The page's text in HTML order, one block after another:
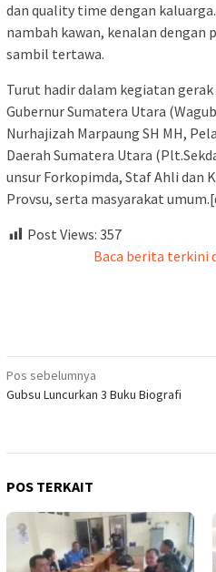
dan quality time dengan
nambah kawan, kenalan dengan
sambil tertawa.
Turut hadir dalam kegiatan
Gubernur Sumatera Utara
Nurhajizah Marpaung SH MH,
Daerah Sumatera Utara
unsur Forkopimda, Staf Ahli dan
Provsu, serta masyarakat
Post Views: 357
Baca berita terkini
Navigasi
pos
Pos sebelumnya
Gubsu Luncurkan 3 Buku Biografi
POS TERKAIT